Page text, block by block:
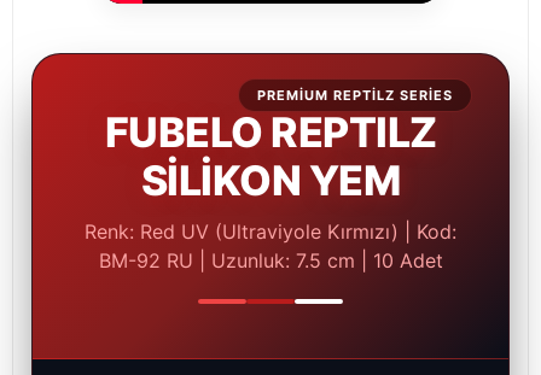
PREMIUM REPTILZ SERIES
FUBELO REPTILZ
SİLİKON YEM
Renk: Red UV (Ultraviyole Kırmızı) | Kod:
BM-92 RU | Uzunluk: 7.5 cm | 10 Adet